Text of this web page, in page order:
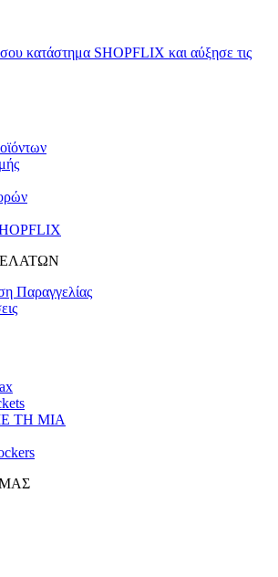
κατάστημα SHOPFLIX και αύξησε τις
Παραγγελίας
ΤΗ ΜΙΑ